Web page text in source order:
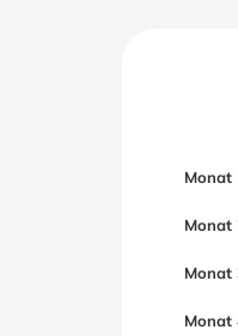
Monat
Monat
Monat
Monat